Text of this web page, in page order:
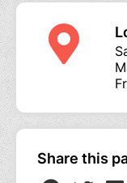
Share this